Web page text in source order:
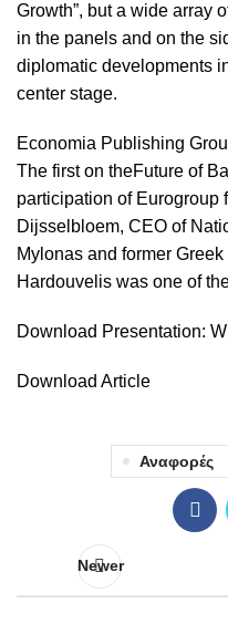
Growth”, but a wide array
in the panels and on the
diplomatic developments
center stage.
Economia Publishing
The first on theFuture of
participation of Eurogroup
Dijsselbloem, CEO of
Mylonas and former
Hardouvelis was one of
Download Presentation:
Download Article
Αναφορές
Newer